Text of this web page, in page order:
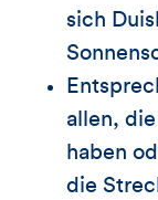
sich
allen,
haben
die